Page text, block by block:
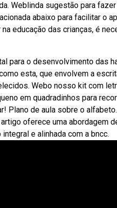
Weblinda sugestão para
abaixo para facilitar o
educação das crianças, é
para o desenvolvimento das
esta, que envolvem a
Webo nosso kit com
em quadradinhos para
Plano de aula sobre o
oferece uma abordagem
e alinhada com a bncc.